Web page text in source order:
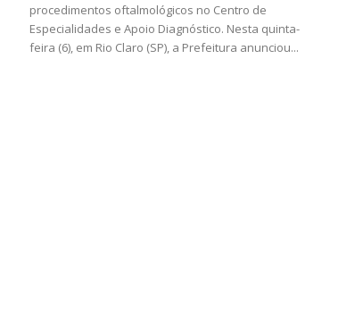
procedimentos oftalmológicos no Centro de
Especialidades e Apoio Diagnóstico. Nesta quinta-
feira (6), em Rio Claro (SP), a Prefeitura anunciou...